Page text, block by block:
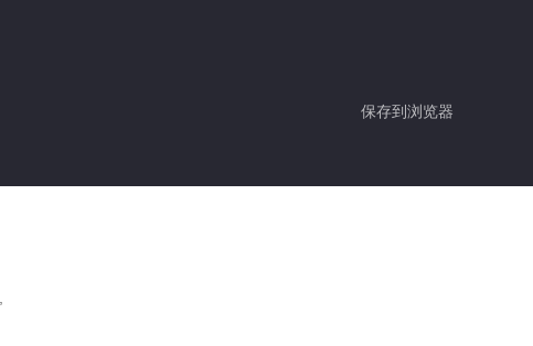
保存到浏览器